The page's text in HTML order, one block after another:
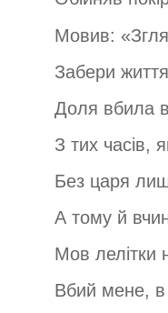
Мовив:
Забери
Доля вбила
З тих часів,
Без царя
А тому й
Мов лелітки
Вбий мене, в